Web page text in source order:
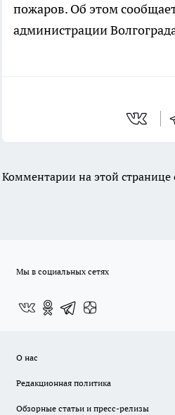
пожаров. Об этом
администрации
Комментарии на этой
Мы в социальных сетях
О нас
Редакционная политика
Обзорные статьи и пресс-релизы